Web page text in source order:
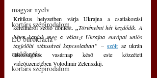
magyar nyelv
kortárs szépirodalom
EU bürokrácia
emlékezés
kortárs szépirodalom
Kritikus helyzetben várja Ukrajna a csatlakozási
kérelméről szóló döntést. „Történelmi hét kezdődik. A
héten kapjuk meg a választ Ukrajna európai uniós
tagjelölti státusával kapcsolatban” – szólt az ukrán
lakossághoz vasárnap késő este közzétett
videóüzenetében Volodimir Zelenszkij.